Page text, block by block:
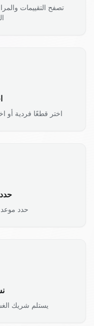
تصفح التقييمات
اختر قطعًا فردية أو
حدد موعد
يستلم شريك